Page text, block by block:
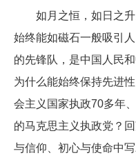
如月之恒，如日之升
始终能如磁石一般吸引
的先锋队，是中国人民
为什么能始终保持先进
会主义国家执政70多年
的马克思主义执政党？
与信仰、初心与使命中写